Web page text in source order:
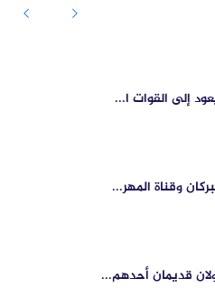
إلى القوات ا...
وقناة المهر...
قديمان أحدهم...